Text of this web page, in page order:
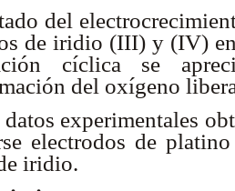
del
de iridio (III) y (IV)
cíclica se
del oxígeno
experimentales
electrodos de
iridio.